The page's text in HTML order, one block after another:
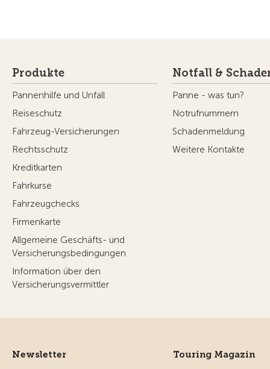
Produkte
Pannenhilfe und Unfall
Reiseschutz
Fahrzeug-Versicherungen
Rechtsschutz
Kreditkarten
Fahrkurse
Fahrzeugchecks
Firmenkarte
Allgemeine Geschäfts- und
Versicherungsbedingungen
Information über den
Versicherungsvermittler
Notfall &
Panne - was tun?
Notrufnummern
Schadenmeldung
Weitere Kontakte
Newsletter
Touring Magazin